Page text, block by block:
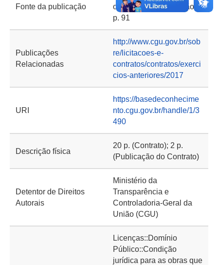
Fonte da publicação
outubro de 2017, seção 3,
p. 91
Publicações
Relacionadas
http://www.cgu.gov.br/sob
re/licitacoes-e-
contratos/contratos/exerci
cios-anteriores/2017
URI
https://basedeconhecime
nto.cgu.gov.br/handle/1/3
490
Descrição física
20 p. (Contrato); 2 p.
(Publicação do Contrato)
Detentor de Direitos
Autorais
Ministério da
Transparência e
Controladoria-Geral da
União (CGU)
Licenças::Domínio
Público::Condição
jurídica para as obras que